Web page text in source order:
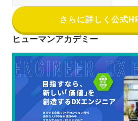
さらに詳しく公式
ヒューマンアカデミー